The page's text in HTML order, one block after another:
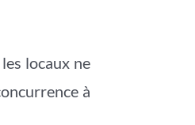
locaux ne
à